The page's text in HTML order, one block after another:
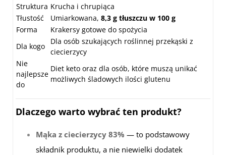
Struktura Krucha i chrupiąca
Tłustość
Umiarkowana, 8,3 g tłuszczu w 100 g
Forma
Krakersy gotowe do spożycia
Dla kogo
Dla osób szukających roślinnej przekąski z
ciecierzycy
Nie
najlepsze
do
Diet keto oraz dla osób, które muszą unikać
możliwych śladowych ilości glutenu
Dlaczego warto wybrać ten produkt?
Mąka z ciecierzycy 83% — to podstawowy
składnik produktu, a nie niewielki dodatek